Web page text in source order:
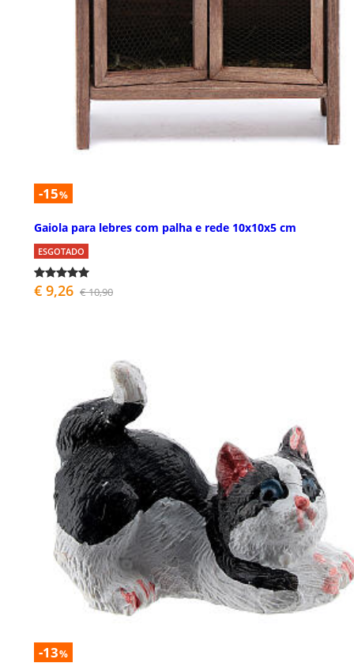
-15%
Gaiola para lebres com palha e rede 10x10x5 cm
ESGOTADO
€ 9,26 € 10,90
-13%